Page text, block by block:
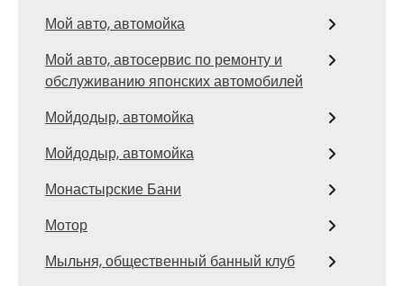
Мой авто, автомойка
Мой авто, автосервис по ремонту и
обслуживанию японских автомобилей
Мойдодыр, автомойка
Мойдодыр, автомойка
Монастырские Бани
Мотор
Мыльня, общественный банный клуб